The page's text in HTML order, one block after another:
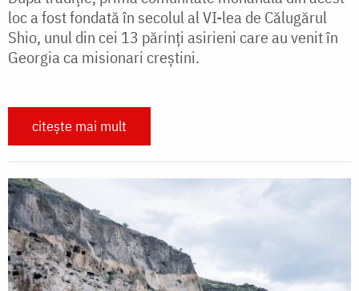
loc a fost fondată în secolul al VI-lea de Călugărul
Shio, unul din cei 13 părinți asirieni care au venit în
Georgia ca misionari creștini.
citește mai mult